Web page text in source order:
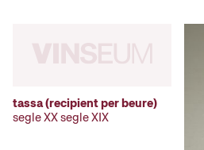
tassa (recipient per beure)
segle XX segle XIX